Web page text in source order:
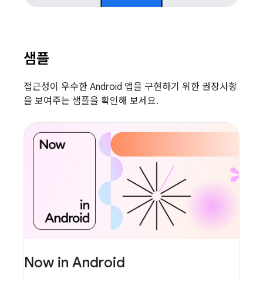
샘플
접근성이 우수한 Android 앱을 구현하기 위한 권장사항
을 보여주는 샘플을 확인해 보세요.
Now in Android